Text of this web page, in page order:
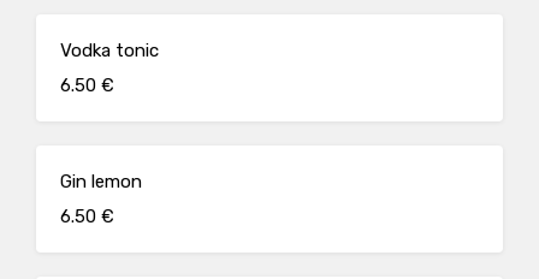
Vodka tonic
6.50 €
Gin lemon
6.50 €